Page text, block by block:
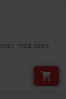
med seks
